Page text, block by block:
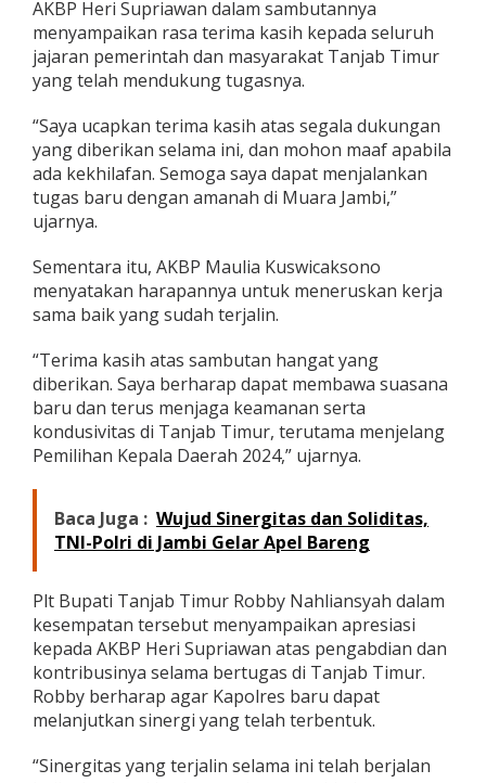
a
n
s
y
h
H
a
r
a
a
n
S
i
e
r
g
i
T
e
a
g
a
AKBP Heri Supriawan dalam sambutannya
menyampaikan rasa terima kasih kepada seluruh
jajaran pemerintah dan masyarakat Tanjab Timur
yang telah mendukung tugasnya.
“Saya ucapkan terima kasih atas segala dukungan
yang diberikan selama ini, dan mohon maaf apabila
ada kekhilafan. Semoga saya dapat menjalankan
tugas baru dengan amanah di Muara Jambi,”
ujarnya.
Sementara itu, AKBP Maulia Kuswicaksono
menyatakan harapannya untuk meneruskan kerja
sama baik yang sudah terjalin.
“Terima kasih atas sambutan hangat yang
diberikan. Saya berharap dapat membawa suasana
baru dan terus menjaga keamanan serta
kondusivitas di Tanjab Timur, terutama menjelang
Pemilihan Kepala Daerah 2024,” ujarnya.
Baca Juga : Wujud Sinergitas dan Soliditas,
TNI-Polri di Jambi Gelar Apel Bareng
Plt Bupati Tanjab Timur Robby Nahliansyah dalam
kesempatan tersebut menyampaikan apresiasi
kepada AKBP Heri Supriawan atas pengabdian dan
kontribusinya selama bertugas di Tanjab Timur.
Robby berharap agar Kapolres baru dapat
melanjutkan sinergi yang telah terbentuk.
“Sinergitas yang terjalin selama ini telah berjalan